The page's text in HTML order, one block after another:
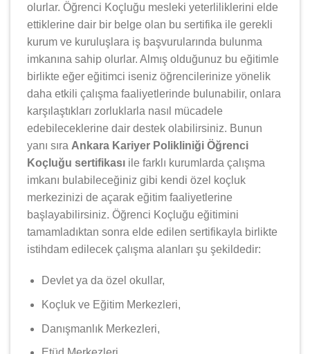
olurlar. Öğrenci Koçluğu mesleki yeterliliklerini elde
ettiklerine dair bir belge olan bu sertifika ile gerekli
kurum ve kuruluşlara iş başvurularında bulunma
imkanına sahip olurlar. Almış olduğunuz bu eğitimle
birlikte eğer eğitimci iseniz öğrencilerinize yönelik
daha etkili çalışma faaliyetlerinde bulunabilir, onlara
karşılaştıkları zorluklarla nasıl mücadele
edebileceklerine dair destek olabilirsiniz. Bunun
yanı sıra Ankara Kariyer Polikliniği Öğrenci
Koçluğu sertifikası ile farklı kurumlarda çalışma
imkanı bulabileceğiniz gibi kendi özel koçluk
merkezinizi de açarak eğitim faaliyetlerine
başlayabilirsiniz. Öğrenci Koçluğu eğitimini
tamamladıktan sonra elde edilen sertifikayla birlikte
istihdam edilecek çalışma alanları şu şekildedir:
Devlet ya da özel okullar,
Koçluk ve Eğitim Merkezleri,
Danışmanlık Merkezleri,